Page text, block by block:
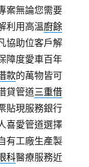
案無論您需要
利用高溫廚餘
協助位客戶解
障度愛車百年
款的萬物皆可
貸管道三重借
貼現服務銀行
喜愛管道選擇
有工廠生產製
科醫療服務近